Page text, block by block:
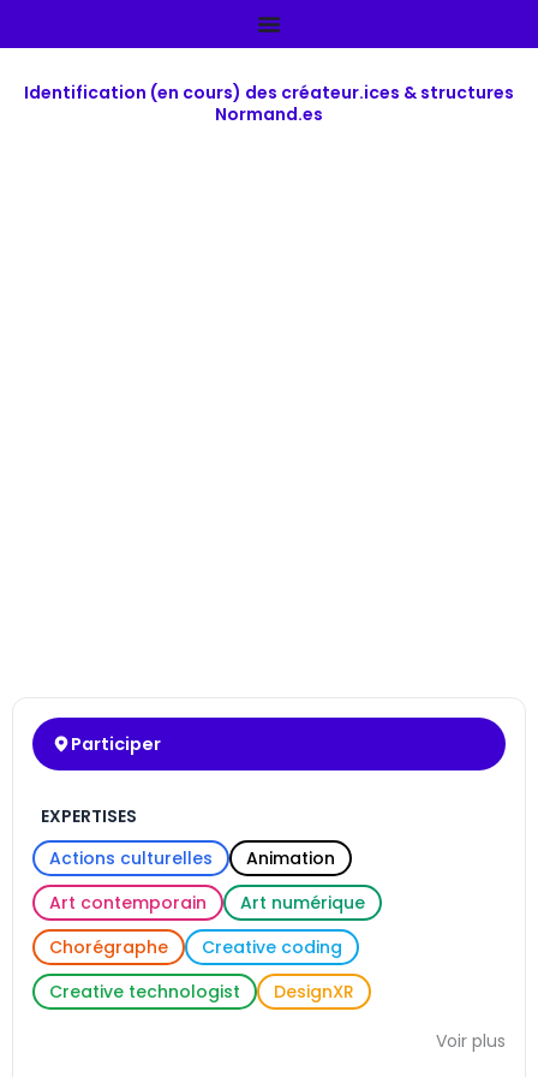
au
Identification (en cours) des créateur.ices & structures
Normand.es
Participer
EXPERTISES
Actions culturelles
Animation
Art contemporain
Art numérique
Chorégraphe
Creative coding
Creative technologist
DesignXR
Voir plus